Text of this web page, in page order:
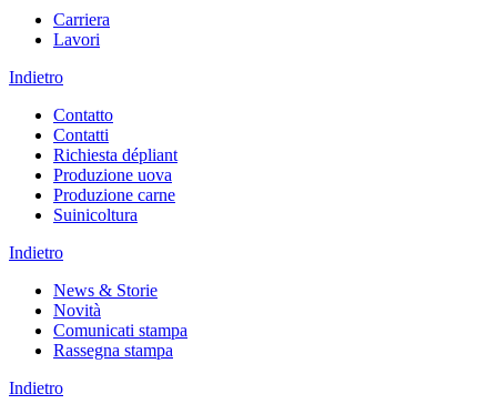
Carriera
Lavori
Indietro
Contatto
Contatti
Richiesta dépliant
Produzione uova
Produzione carne
Suinicoltura
Indietro
News & Storie
Novità
Comunicati stampa
Rassegna stampa
Indietro